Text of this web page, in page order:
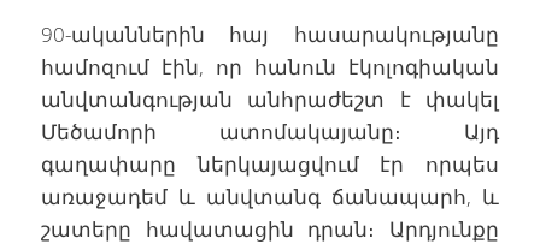
90-ականներին հայ հասարակությանը
համոզում էին, որ հանուն էկոլոգիական
անվտանգության անհրաժեշտ է փակել
Մեծամորի ատոմակայանը։ Այդ
գաղափարը ներկայացվում էր որպես
առաջադեմ և անվտանգ ճանապարհ, և
շատերը հավատացին դրան։ Արդյունքը